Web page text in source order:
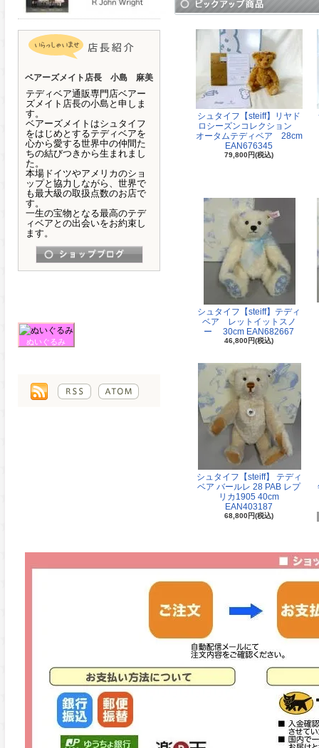
ベアーズメイト店長 小島 麻美
テディベア通販専門店ベアー
ズメイト店長の小島と申しま
す。
ベアーズメイトはシュタイフ
をはじめとするテディベアを
心から愛する世界中の仲間た
ちの結びつきから生まれまし
た。
本場ドイツやアメリカのショ
ップと協力しながら、世界で
も最大級の取扱点数のお店で
す。
一生の宝物となる最高のテデ
ィベアとの出会いをお約束し
ます。
ぬいぐるみ
シュタイフ【steiff】リヤド
ロシーズンコレクション
オータムテディベア 28cm
EAN676345
79,800円(税込)
シュタイフ【steiff】テディ
ベア レットイットスノ
ー 30cm EAN682667
46,800円(税込)
シュタイフ【steiff】 テディ
ベア バールレ 28 PAB レプ
リカ1905 40cm
EAN403187
68,800円(税込)